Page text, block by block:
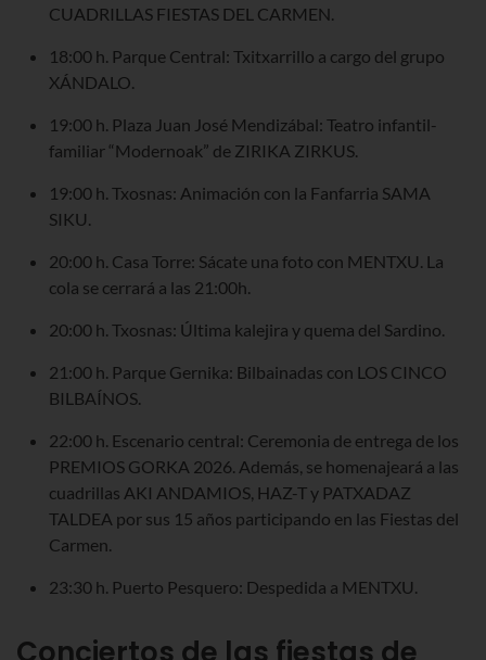
CUADRILLAS FIESTAS DEL CARMEN.
18:00 h. Parque Central: Txitxarrillo a cargo del grupo
XÁNDALO.
19:00 h. Plaza Juan José Mendizábal: Teatro infantil-
familiar “Modernoak” de ZIRIKA ZIRKUS.
19:00 h. Txosnas: Animación con la Fanfarria SAMA
SIKU.
20:00 h. Casa Torre: Sácate una foto con MENTXU. La
cola se cerrará a las 21:00h.
20:00 h. Txosnas: Última kalejira y quema del Sardino.
21:00 h. Parque Gernika: Bilbainadas con LOS CINCO
BILBAÍNOS.
22:00 h. Escenario central: Ceremonia de entrega de los
PREMIOS GORKA 2026. Además, se homenajeará a las
cuadrillas AKI ANDAMIOS, HAZ-T y PATXADAZ
TALDEA por sus 15 años participando en las Fiestas del
Carmen.
23:30 h. Puerto Pesquero: Despedida a MENTXU.